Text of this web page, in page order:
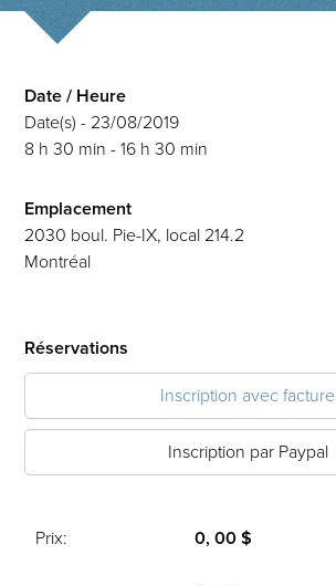
Date / Heure
Date(s) - 23/08/2019
8 h 30 min - 16 h 30 min
Emplacement
2030 boul. Pie-IX, local 214.2
Montréal
Réservations
Inscription avec facture
Inscription par Paypal
Prix: 0, 00 $